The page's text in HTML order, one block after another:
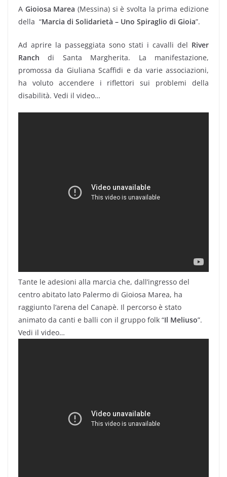
A Gioiosa Marea (Messina) si è svolta la prima edizione
della “Marcia di Solidarietà – Uno Spiraglio di Gioia”.
Ad aprire la passeggiata sono stati i cavalli del River
Ranch di Santa Margherita. La manifestazione,
promossa da Giuliana Scaffidi e da varie associazioni,
ha voluto accendere i riflettori sui problemi della
disabilità. Vedi il video…
Tante le adesioni alla marcia che, dall’ingresso del
centro abitato lato Palermo di Gioiosa Marea, ha
raggiunto l’arena del Canapè. Il percorso è stato
animato da canti e balli con il gruppo folk “Il Meliuso”.
Vedi il video…